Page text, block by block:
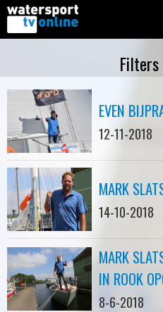
Motorboot-sloep
Home Contact
Filters
EVEN
12-11-2018
MARK
14-10-2018
MARK
IN ROOK
8-6-2018